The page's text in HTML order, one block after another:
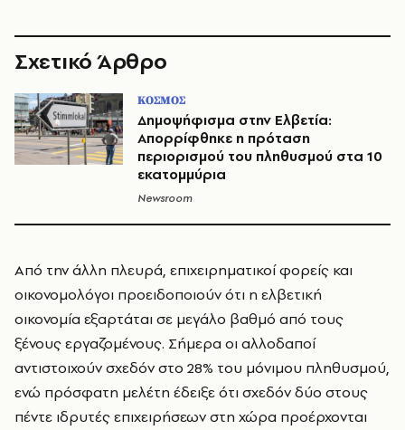
Σχετικό Άρθρο
ΚΟΣΜΟΣ
Δημοψήφισμα στην Ελβετία:
Απορρίφθηκε η πρόταση
περιορισμού του πληθυσμού στα 10
εκατομμύρια
Newsroom
Από την άλλη πλευρά, επιχειρηματικοί φορείς και
οικονομολόγοι προειδοποιούν ότι η ελβετική
οικονομία εξαρτάται σε μεγάλο βαθμό από τους
ξένους εργαζομένους. Σήμερα οι αλλοδαποί
αντιστοιχούν σχεδόν στο 28% του μόνιμου πληθυσμού,
ενώ πρόσφατη μελέτη έδειξε ότι σχεδόν δύο στους
πέντε ιδρυτές επιχειρήσεων στη χώρα προέρχονται